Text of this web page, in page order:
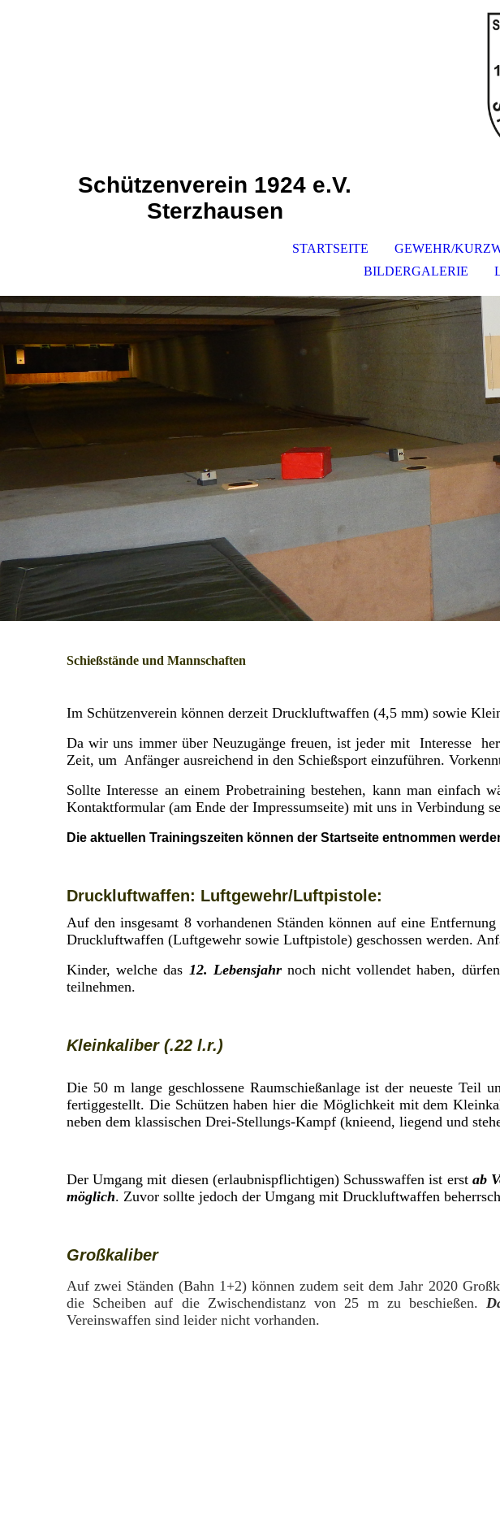
Schützenverein 1924 e.V.
Sterzhausen
STARTSEITE GEWEHR/
BILDERGALERIE
Schießstände und Mannschaften
Im Schützenverein können derzeit Druckluftwaffen (4,5 mm) sowie
Da wir uns immer über Neuzugänge freuen, ist jeder mit Interesse
Zeit, um Anfänger ausreichend in den Schießsport einzuführen.
Sollte Interesse an einem Probetraining bestehen, kann man einfach
Kontaktformular (am Ende der Impressumseite) mit uns in Verbindung
Die aktuellen Trainingszeiten können der Startseite entnommen
Druckluftwaffen: Luftgewehr/Luftpistole:
Auf den insgesamt 8 vorhandenen Ständen können auf eine
Druckluftwaffen (Luftgewehr sowie Luftpistole) geschossen werden.
Kinder, welche das 12. Lebensjahrnoch nicht vollendet haben, dürfen
teilnehmen.
Kleinkaliber (.22 l.r.)
Die 50 m lange geschlossene Raumschießanlage ist der neueste Teil
fertiggestellt. Die Schützen haben hier die Möglichkeit mit dem
neben dem klassischen Drei-Stellungs-Kampf (knieend, liegend und
Der Umgang mit diesen (erlaubnispflichtigen) Schusswaffen ist erst ab
möglich. Zuvor sollte jedoch der Umgang mit Druckluftwaffen
Großkaliber
Auf zwei Ständen (Bahn 1+2) können zudem seit dem Jahr 2020
die Scheiben auf die Zwischendistanz von 25 m zu beschießen.
Vereinswaffen sind leider nicht vorhanden.